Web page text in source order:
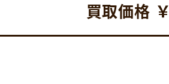
買取価格 ￥